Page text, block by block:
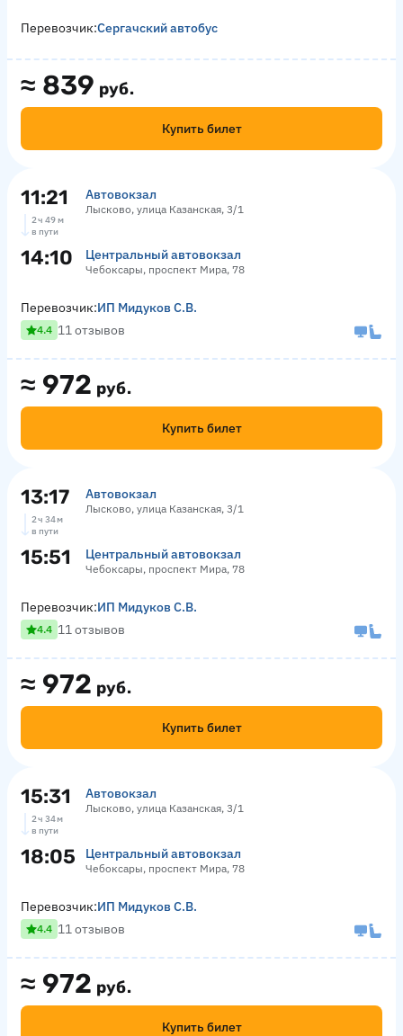
≈ 839 руб.
Купить билет
Перевозчик:Сергачский автобус
11:21 Автовокзал
Лысково, улица Казанская, 3/1
2 ч 49 м
в пути
14:10 Центральный автовокзал
Чебоксары, проспект Мира, 78
≈ 972 руб.
Купить билет
Перевозчик:ИП Мидуков С.В.
4.4 11 отзывов
13:17 Автовокзал
Лысково, улица Казанская, 3/1
2 ч 34 м
в пути
15:51 Центральный автовокзал
Чебоксары, проспект Мира, 78
≈ 972 руб.
Купить билет
Перевозчик:ИП Мидуков С.В.
4.4 11 отзывов
15:31 Автовокзал
Лысково, улица Казанская, 3/1
2 ч 34 м
в пути
18:05 Центральный автовокзал
Чебоксары, проспект Мира, 78
≈ 972 руб.
Купить билет
Перевозчик:ИП Мидуков С.В.
4.4 11 отзывов